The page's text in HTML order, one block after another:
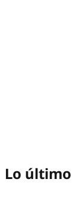
Lo último